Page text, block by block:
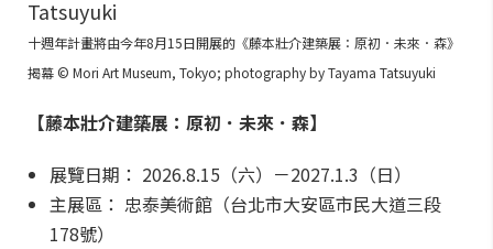
十週年計畫將由今年8月15日開展的《藤本壯介建築展：原初．未來．森》
揭幕 © Mori Art Museum, Tokyo; photography by Tayama Tatsuyuki
【藤本壯介建築展：原初．未來．森】
展覽日期： 2026.8.15（六）－2027.1.3（日）
主展區： 忠泰美術館（台北市大安區市民大道三段
178號）